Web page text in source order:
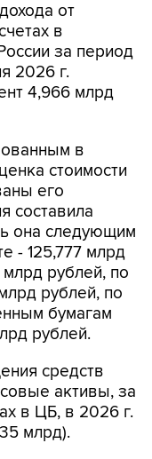
от
в
за период
2026 г.
4,966 млрд
в
стоимости
его
составила
она следующим
- 125,777 млрд
млрд рублей, по
рублей, по
бумагам
рублей.
средств
активы, за
в ЦБ, в 2026 г.
млрд).